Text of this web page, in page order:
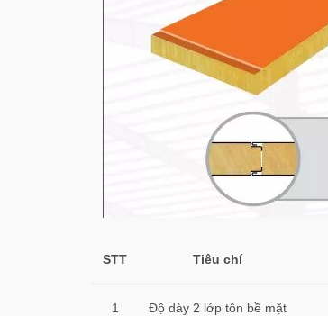
STT Tiêu chí
1 Độ dày 2 lớp tôn bề mặt